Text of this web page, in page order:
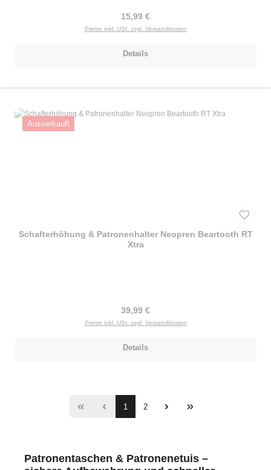
Regulärer Preis:
15,99 €
Preise inkl. USt. zzgl. Versandkosten
Details
Ausverkauft
Schafterhöhung & Patronenhalter Neopren Beartooth RT
Xtra
Regulärer Preis:
39,99 €
Preise inkl. USt. zzgl. Versandkosten
Details
Seite
1 Seite
2
Patronentaschen & Patronenetuis –